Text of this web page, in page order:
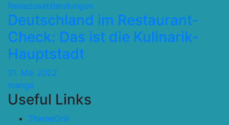
Reisezusatzleistungen
Deutschland im Restaurant-
Check: Das ist die Kulinarik-
Hauptstadt
31. Mai 2022
mango
Useful Links
ThemeGrill